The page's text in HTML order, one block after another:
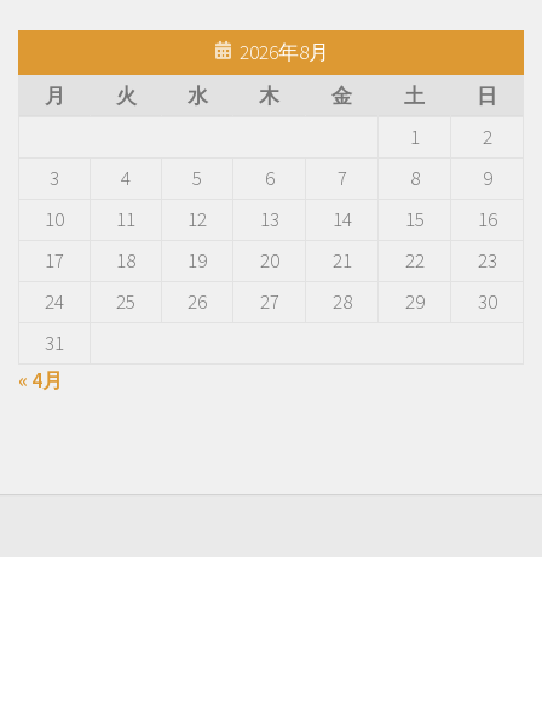
2026年8月
月
火 水 木 金 土
日
1
2
3
4 5 6 7 8
9
10
11 12 13 14 15
16
17
18 19 20 21 22
23
24
25 26 27 28 29
30
31
« 4月